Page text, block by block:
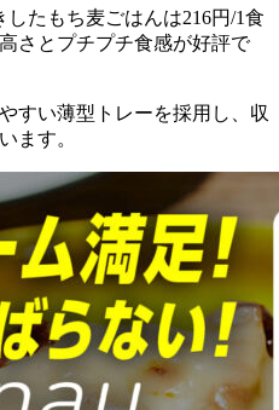
たもち麦ごはんは216円/1食
さとプチプチ食感が好評で
すい薄型トレーを採用し、収
ます。